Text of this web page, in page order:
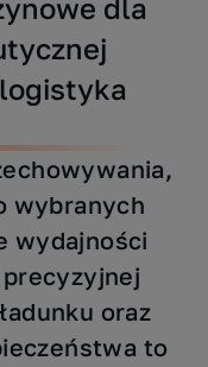
dla
wybranych
wydajności
oraz
to